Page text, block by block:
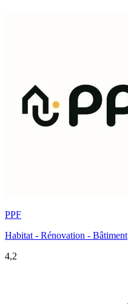
PPF
Habitat - Rénovation - Bâtiment
4,2